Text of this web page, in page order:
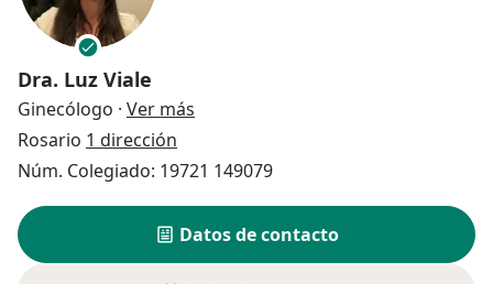
Dra. Luz Viale
Ginecólogo · Ver más
Rosario 1 dirección
Núm. Colegiado: 19721 149079
Datos de contacto